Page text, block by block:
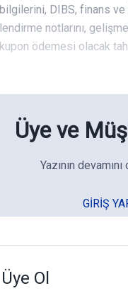
DIBS, finans
notlarını,
kupon ödemesi olacak
Üye ve
Yazının
GIRIŞ
Üye Ol